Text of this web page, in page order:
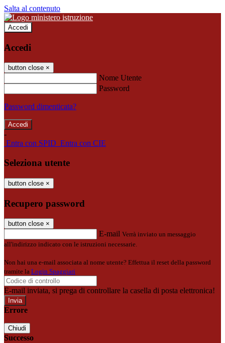
Salta al contenuto
Accedi
Accedi
button close ×
Nome Utente
Password
Password dimenticata?
-
Entra con SPID Entra con CIE
Seleziona utente
button close ×
Recupero password
button close ×
E-mail Verrà inviato un messaggio
all'indirizzo indicato con le istruzioni necessarie.
Non hai una e-mail associata al nome utente? Effettua il reset della password
tramite la Login Spaggiari
E-mail inviata, si prega di controllare la casella di posta elettronica!
Errore
Chiudi
Successo